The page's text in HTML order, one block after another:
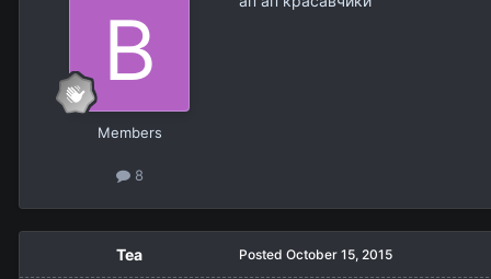
Members
8
Tea Posted October 15, 2015